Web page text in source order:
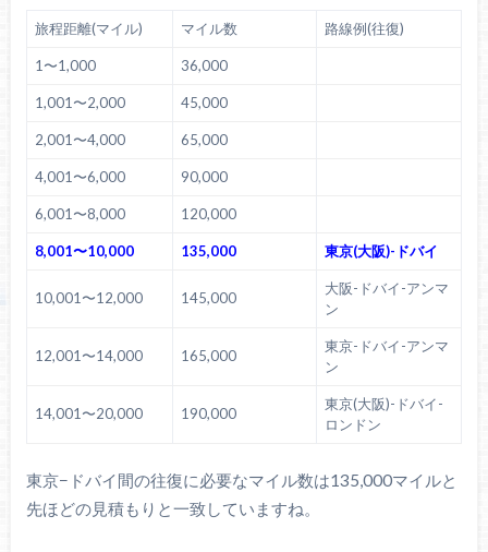
旅程距離(マイル) マイル数 路線例(往復)
1〜1,000 36,000
1,001〜2,000 45,000
2,001〜4,000 65,000
4,001〜6,000 90,000
6,001〜8,000 120,000
8,001〜10,000 135,000 東京(大阪)-ドバイ
10,001〜12,000 145,000
大阪-ドバイ-アンマ
ン
12,001〜14,000 165,000
東京-ドバイ-アンマ
ン
14,001〜20,000 190,000
東京(大阪)-ドバイ-
ロンドン
東京−ドバイ間の往復に必要なマイル数は135,000マイルと
先ほどの見積もりと一致していますね。